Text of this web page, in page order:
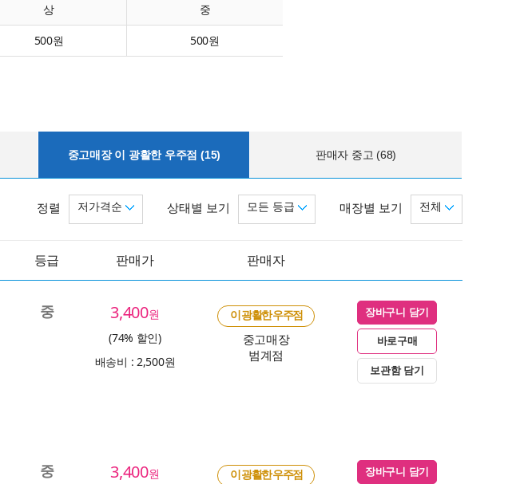
상 중
500원 500원
중고매장 이 광활한 우주점 (15) 판매자 중고 (68)
매장별 보기 전체
상태별 보기 모든 등급
정렬 저가격순
등급 판매가 판매자
중 3,400원
(74% 할인)
배송비 : 2,500원
이 광활한 우주점
중고매장
범계점
장바구니 담기
바로구매
보관함 담기
중 3,400원
이 광활한 우주점 장바구니 담기